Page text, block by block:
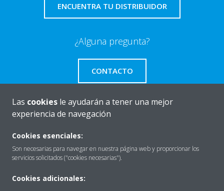
ENCUENTRA TU DISTRIBUIDOR
¿Alguna pregunta?
CONTACTO
Quiénes somos
Las cookies le ayudarán a tener una mejor
experiencia de navegación
Cookies esenciales:
Son necesarias para navegar en nuestra página web y proporcionar los
servicios solicitados ("cookies necesarias").
Cookies adicionales: